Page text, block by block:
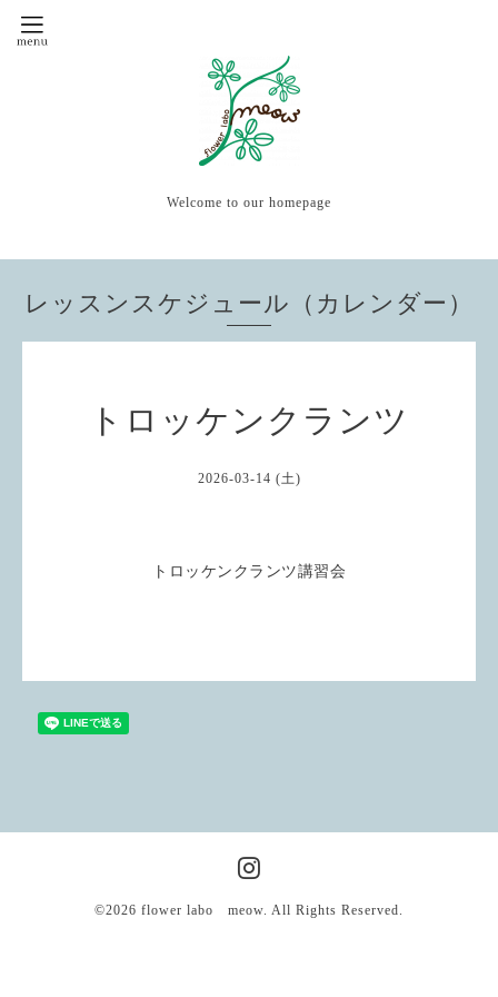
Welcome to our homepage
レッスンスケジュール（カレンダー）
トロッケンクランツ
2026-03-14 (土)
トロッケンクランツ講習会
©2026 flower labo meow. All Rights Reserved.